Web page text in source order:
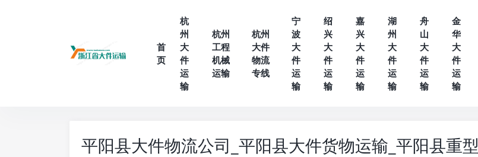
首
页
杭
州
大
件
运
输
杭州
工程
机械
运输
杭州
大件
物流
专线
宁
波
大
件
运
输
绍
兴
大
件
运
输
嘉
兴
大
件
运
输
湖
州
大
件
运
输
舟
山
大
件
运
输
金
华
大
件
运
输
平阳县大件物流公司_平阳县大件货物运输_平阳县重型